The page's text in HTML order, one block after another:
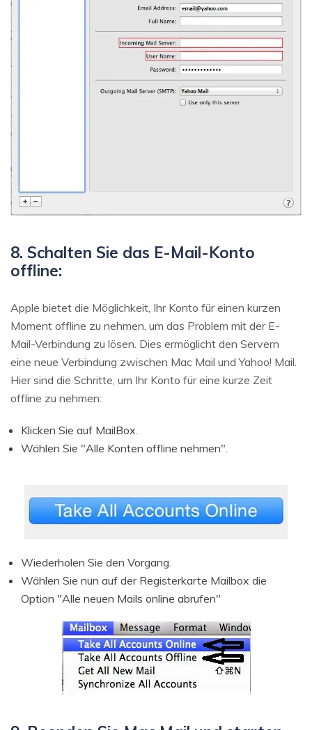
8. Schalten Sie das E-Mail-Konto
offline:
Apple bietet die Möglichkeit, Ihr Konto für einen kurzen
Moment offline zu nehmen, um das Problem mit der E-
Mail-Verbindung zu lösen. Dies ermöglicht den Servern
eine neue Verbindung zwischen Mac Mail und Yahoo! Mail.
Hier sind die Schritte, um Ihr Konto für eine kurze Zeit
offline zu nehmen:
Klicken Sie auf MailBox.
Wählen Sie "Alle Konten offline nehmen".
Wiederholen Sie den Vorgang.
Wählen Sie nun auf der Registerkarte Mailbox die
Option "Alle neuen Mails online abrufen"